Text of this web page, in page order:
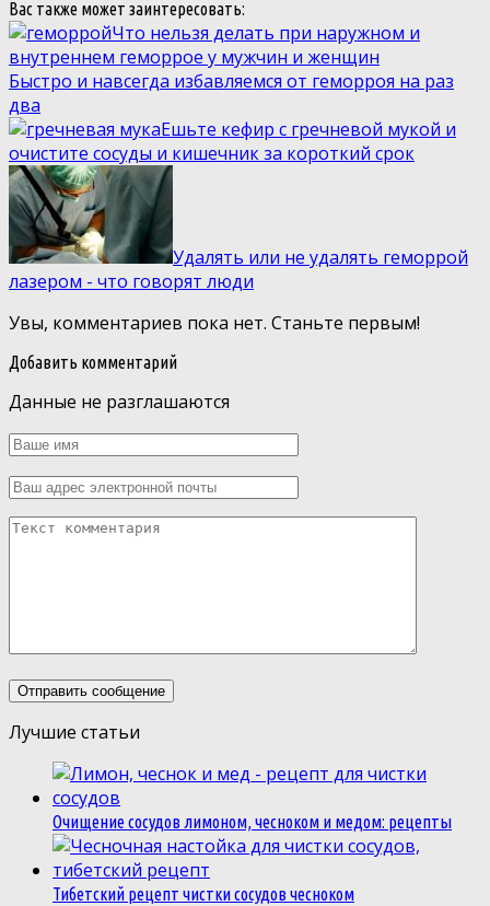
Вас также может заинтересовать:
Что нельзя делать при наружном и
внутреннем геморрое у мужчин и женщин
Быстро и навсегда избавляемся от геморроя на раз
два
Ешьте кефир с гречневой мукой и
очистите сосуды и кишечник за короткий срок
Удалять или не удалять геморрой
лазером - что говорят люди
Увы, комментариев пока нет. Станьте первым!
Добавить комментарий
Данные не разглашаются
Лучшие статьи
Очищение сосудов лимоном, чесноком и медом: рецепты
Тибетский рецепт чистки сосудов чесноком